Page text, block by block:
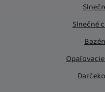
Slnečné